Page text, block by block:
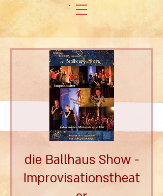
die Ballhaus Show -
Improvisationstheat